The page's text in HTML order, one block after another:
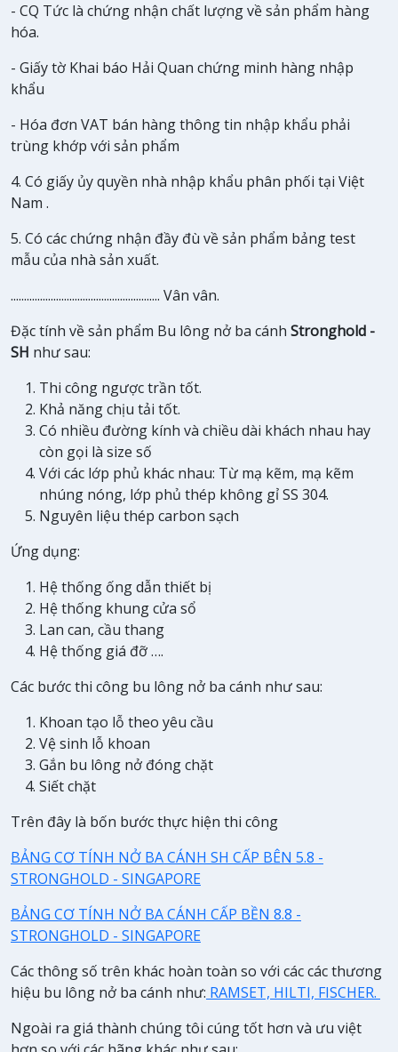
- CQ Tức là chứng nhận chất lượng về sản phẩm hàng
hóa.
- Giấy tờ Khai báo Hải Quan chứng minh hàng nhập
khẩu
- Hóa đơn VAT bán hàng thông tin nhập khẩu phải
trùng khớp với sản phẩm
4. Có giấy ủy quyền nhà nhập khẩu phân phối tại Việt
Nam .
5. Có các chứng nhận đầy đù về sản phẩm bảng test
mẫu của nhà sản xuất.
........................................................ Vân vân.
Đặc tính về sản phẩm Bu lông nở ba cánh Stronghold -
SH như sau:
Thi công ngược trần tốt.
Khả năng chịu tải tốt.
Có nhiều đường kính và chiều dài khách nhau hay
còn gọi là size số
Với các lớp phủ khác nhau: Từ mạ kẽm, mạ kẽm
nhúng nóng, lớp phủ thép không gỉ SS 304.
Nguyên liệu thép carbon sạch
Ứng dụng:
Hệ thống ống dẫn thiết bị
Hệ thống khung cửa sổ
Lan can, cầu thang
Hệ thống giá đỡ ….
Các bước thi công bu lông nở ba cánh như sau:
Khoan tạo lỗ theo yêu cầu
Vệ sinh lỗ khoan
Gắn bu lông nở đóng chặt
Siết chặt
Trên đây là bốn bước thực hiện thi công
BẢNG CƠ TÍNH NỞ BA CÁNH SH CẤP BÊN 5.8 -
STRONGHOLD - SINGAPORE
BẢNG CƠ TÍNH NỞ BA CÁNH CẤP BỀN 8.8 -
STRONGHOLD - SINGAPORE
Các thông số trên khác hoàn toàn so với các các thương
hiệu bu lông nở ba cánh như: RAMSET, HILTI, FISCHER.
Ngoài ra giá thành chúng tôi cúng tốt hơn và ưu việt